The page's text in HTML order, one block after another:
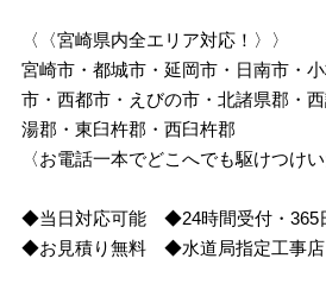
〈〈宮崎県内全エリア対応！〉〉
宮崎市・都城市・延岡市・日南市・
市・西都市・えびの市・北諸県郡・
湯郡・東臼杵郡・西臼杵郡
〈お電話一本でどこへでも駆けつけい
◆当日対応可能 ◆24時間受付・365
◆お見積り無料 ◆水道局指定工事店